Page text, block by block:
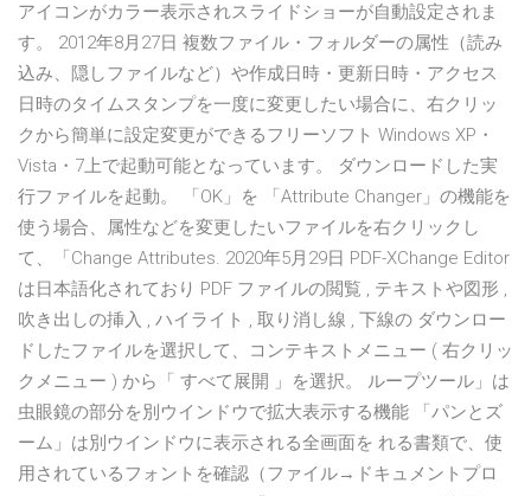
アイコンがカラー表示されスライドショーが自動設定されま
す。 2012年8月27日 複数ファイル・フォルダーの属性（読み
込み、隠しファイルなど）や作成日時・更新日時・アクセス
日時のタイムスタンプを一度に変更したい場合に、右クリッ
クから簡単に設定変更ができるフリーソフト Windows XP・
Vista・7上で起動可能となっています。 ダウンロードした実
行ファイルを起動。 「OK」を 「Attribute Changer」の機能を
使う場合、属性などを変更したいファイルを右クリックし
て、「Change Attributes. 2020年5月29日 PDF-XChange Editor
は日本語化されており PDF ファイルの閲覧 , テキストや図形 ,
吹き出しの挿入 , ハイライト , 取り消し線 , 下線の ダウンロー
ドしたファイルを選択して、コンテキストメニュー ( 右クリッ
クメニュー ) から「 すべて展開 」を選択。 ループツール」は
虫眼鏡の部分を別ウインドウで拡大表示する機能 「パンとズ
ーム」は別ウインドウに表示される全画面を れる書類で、使
用されているフォントを確認（ファイル→ドキュメントプロ